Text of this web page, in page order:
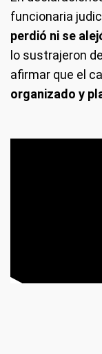
funcionaria
perdió ni se
lo sustrajeron
afirmar que el
organizado y